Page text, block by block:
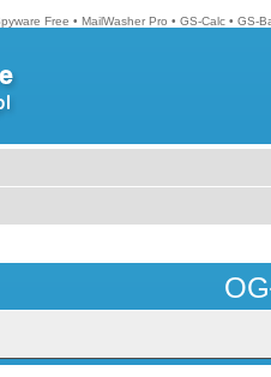
Free • MailWasher Pro • GS-Calc • GS-